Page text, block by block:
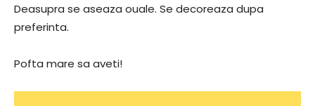
Deasupra se aseaza ouale. Se decoreaza dupa
preferinta.
Pofta mare sa aveti!